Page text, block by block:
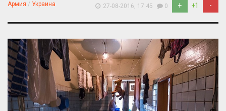
Армия / Украина 27-08-2016, 17:45 0 + +1 -